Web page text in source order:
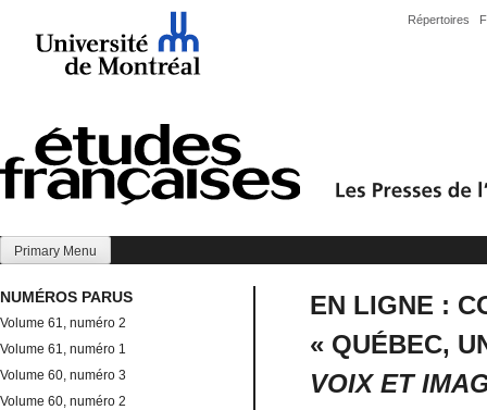
Répertoires
Primary Menu
EN LIGNE :
« QUÉBEC,
VOIX ET
NUMÉROS PARUS
Volume 61, numéro 2
Volume 61, numéro 1
Volume 60, numéro 3
Volume 60, numéro 2